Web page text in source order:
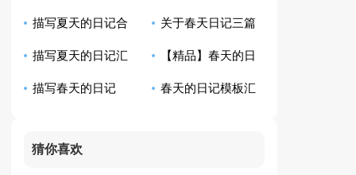
范文集锦6篇 模板7篇
描写夏天的日记合
集十篇
关于春天日记三篇
描写夏天的日记汇
编四篇
【精品】春天的日
记汇总8篇
描写春天的日记 春天的日记模板汇
猜你喜欢